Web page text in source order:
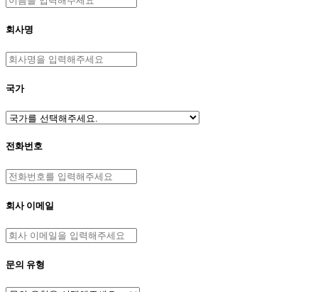
회사명
국가
전화번호
회사 이메일
문의 유형